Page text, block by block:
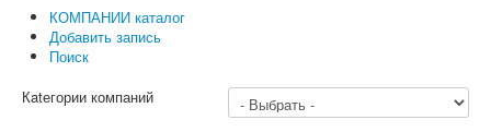
КОМПАНИИ каталог
Добавить запись
Поиск
Кatегории компаний